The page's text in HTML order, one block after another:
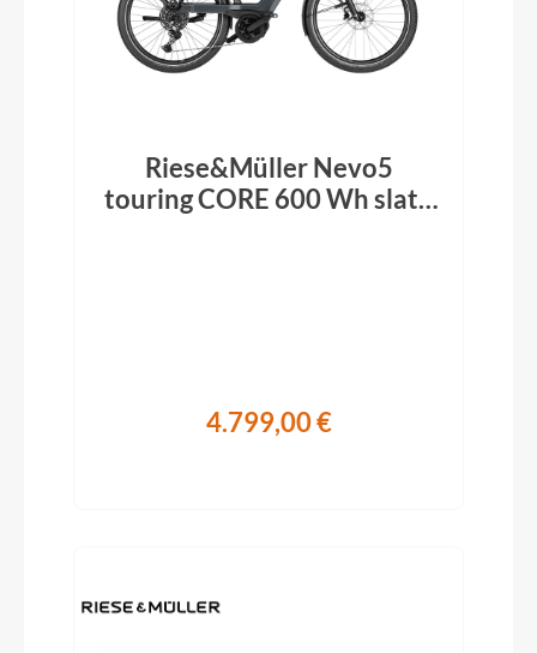
Riese&Müller Nevo5
touring CORE 600 Wh slate
4.799,00 €